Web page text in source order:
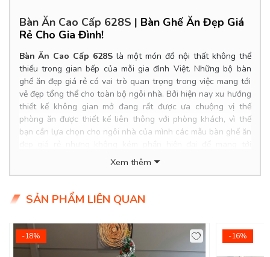
Bàn Ăn Cao Cấp 628S | Bàn Ghế Ăn Đẹp Giá
Rẻ Cho Gia Đình!
Bàn Ăn Cao Cấp 628S là một món đồ nội thất không thể
thiếu trong gian bếp của mỗi gia đình Việt. Những bộ bàn
ghế ăn đẹp giá rẻ có vai trò quan trọng trong việc mang tới
vẻ đẹp tổng thể cho toàn bộ ngôi nhà. Bởi hiện nay xu hướng
thiết kế không gian mở đang rất được ưa chuộng vị thế
phòng ăn được thiết kế liên thông với phòng khách, vì thế
bạn cần lựa chọn cho ngôi nhà của mình các mẫu bàn ghế ăn
không gian hoàn hảo nhất. Để tìm ra được một bộ bàn ăn
điển? Chọn chất liệu bộ bàn ghế ăn cơm như thế nào? Dùng
bàn ăn cao cấp chọn bộ bàn ăn 6 ghế hiện đại hay 4 ghế, 8
nhiêu?...
Product Info
Xem thêm
SẢN PHẨM LIÊN QUAN
-18% -16%